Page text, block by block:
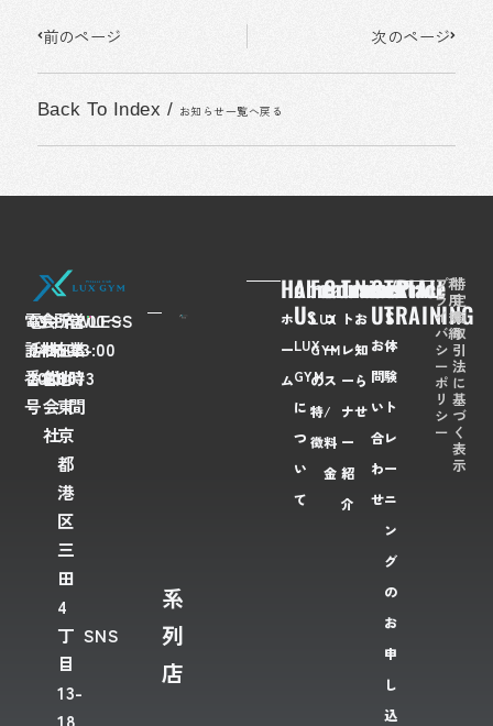
前のページ 次のページ
Back To Index / お知らせ一覧へ戻る
電
話
番
号
03-
6435-
2028
会
社
名
FLAWLESS
株
式
会
社
所
在
地
〒
108-
0073
東
京
都
港
区
三
田
4
丁
目
13-
18
営
業
時
間
7:00〜
23:00
SNS
系
列
店
Home
ホ
ー
ム
About
Us
LUX
GYM
に
つ
い
て
Feaures
LUX
GYM
の
特
徴
Course/Price
コ
ー
ス
/
料
金
Trainer
ト
レ
ー
ナ
ー
紹
介
News
お
知
ら
せ
Contact
Us
お
問
い
合
わ
せ
TRIAL
TRAINING
体
験
ト
レ
ー
ニ
ン
グ
の
お
申
し
込
プ
ラ
イ
バ
シ
ー
ポ
リ
シ
ー
利
用
規
約
特
定
商
取
引
法
に
基
づ
く
表
示